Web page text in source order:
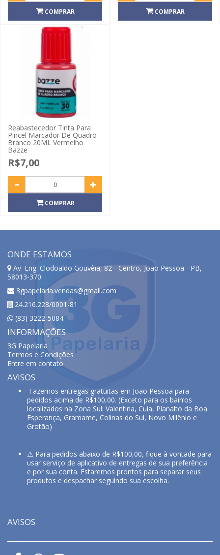
COMPRAR COMPRAR
Reabastecedor Tinta Para
Pincel Marcador De Quadro
Branco 20ML Vermelho
Bazze
R$7,00
COMPRAR
ONDE ESTAMOS
Av. Eng. Clodoaldo Gouvêia, 82 - Centro, João Pessoa - PB,
58013-370
3gpapelaria.vendas@gmail.com
24.216.228/0001-81
(83) 3222-5084
INFORMAÇÕES
3G Papelaria
Termos e Condições
Entre em contato
AVISOS
Fazemos entregas gratuitas em João Pessoa para
pedidos acima de R$100,00. (Exceto para os bairros
localizados na Zona Sul: Valentina, Cuia, Planalto da Boa
Esperança, Gramame, Colinas do Sul, Novo Milênio e
Grotão)
⚠️ Para pedidos abaixo de R$100,00, fique à vontade para
usar serviço de aplicativo de entregas de sua preferência
e por sua conta. Estaremos prontos para separar seus
produtos e despachar seguindo sua escolha.
AVISOS